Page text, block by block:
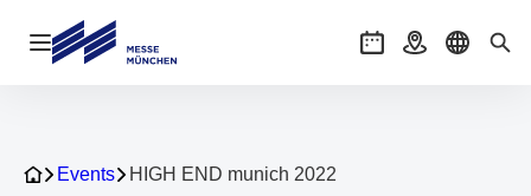
Navigation öffnen Veranstaltungen
AnreiseSprache
Events HIGH END munich 2022